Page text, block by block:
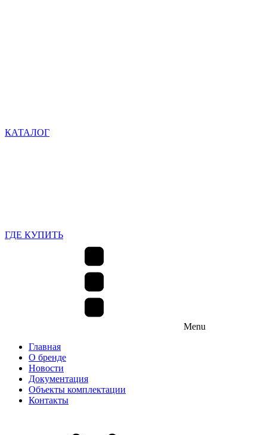
КАТАЛОГ
ГДЕ КУПИТЬ
Menu
Главная
О бренде
Новости
Документация
Объекты комплектации
Контакты